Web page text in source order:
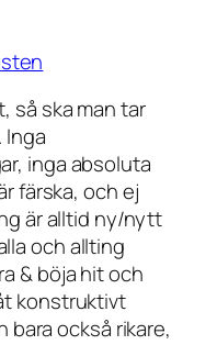
så ska man tar
Inga
inga absoluta
färska, och ej
är alltid ny/nytt
och allting
& böja hit och
konstruktivt
bara också rikare,